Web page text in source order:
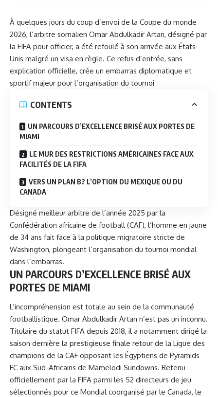
À quelques jours du coup d’envoi de la Coupe du monde
2026, l’arbitre somalien Omar Abdulkadir Artan, désigné par
la FIFA pour officier, a été refoulé à son arrivée aux États-
Unis malgré un visa en règle. Ce refus d’entrée, sans
explication officielle, crée un embarras diplomatique et
sportif majeur pour l’organisation du tournoi
CONTENTS
UN PARCOURS D’EXCELLENCE BRISÉ AUX PORTES DE
MIAMI
LE MUR DES RESTRICTIONS AMÉRICAINES FACE AUX
FACILITÉS DE LA FIFA
VERS UN PLAN B? L’OPTION DU MEXIQUE OU DU
CANADA
Désigné meilleur arbitre de l’année 2025 par la
Confédération africaine de football (CAF), l’homme en jaune
de 34 ans fait face à la politique migratoire stricte de
Washington, plongeant l’organisation du tournoi mondial
dans l’embarras.
UN PARCOURS D’EXCELLENCE BRISÉ AUX
PORTES DE MIAMI
L’incompréhension est totale au sein de la communauté
footballistique. Omar Abdulkadir Artan n’est pas un inconnu.
Titulaire du statut FIFA depuis 2018, il a notamment dirigé la
saison dernière la prestigieuse finale retour de la Ligue des
champions de la CAF opposant les Égyptiens de Pyramids
FC aux Sud-Africains de Mamelodi Sundowns. Retenu
officiellement par la FIFA parmi les 52 directeurs de jeu
sélectionnés pour ce Mondial coorganisé par le Canada, le